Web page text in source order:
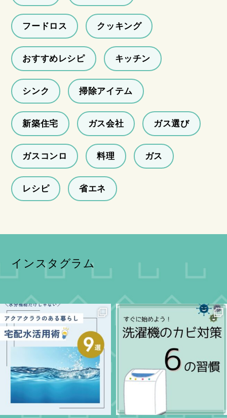
フードロス クッキング
おすすめレシピ キッチン
シンク 掃除アイテム
新築住宅 ガス会社 ガス選び
ガスコンロ 料理 ガス
レシピ 省エネ
インスタグラム